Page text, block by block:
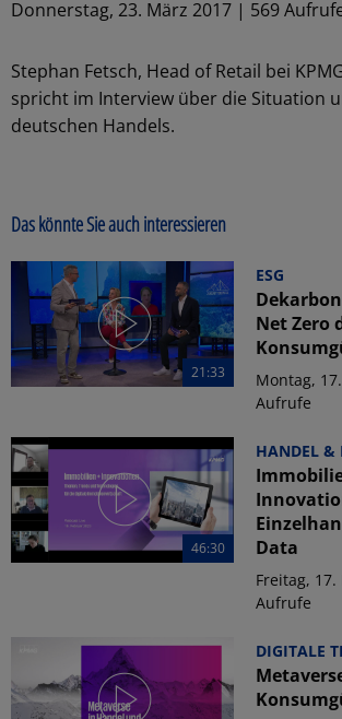
Donnerstag, 23. März 2017 | 569
Stephan Fetsch, Head of Retail bei
spricht im Interview über die Situation
deutschen Handels.
Das könnte Sie auch interessieren
21:33
ESG
Net Zero
Montag,
Aufrufe
46:30
HANDEL &
Data
Freitag,
Aufrufe
DIGITALE